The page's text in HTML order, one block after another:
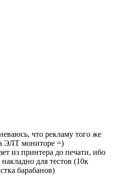
что рекламу того же
ЭЛТ мониторе =)
из принтера до печати, ибо
для тестов (10к
барабанов)